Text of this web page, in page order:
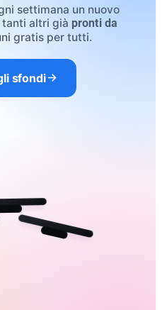
settimana un nuovo
tanti altri già pronti da
gratis per tutti.
sfondi